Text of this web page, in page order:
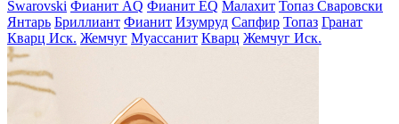
Swarovski Фианит AQ Фианит EQ Малахит Топаз Сваровски
Янтарь Бриллиант Фианит Изумруд Сапфир Топаз Гранат
Кварц Иск. Жемчуг Муассанит Кварц Жемчуг Иск.